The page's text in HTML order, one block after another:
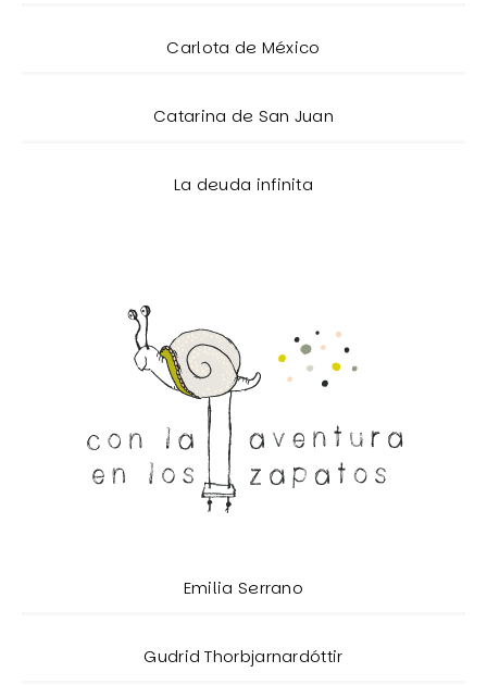
Carlota de México
Catarina de San Juan
La deuda infinita
Emilia Serrano
Gudrid Thorbjarnardóttir